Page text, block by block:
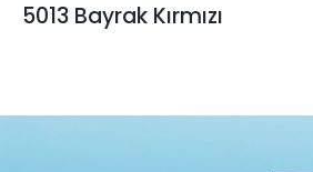
5013 Bayrak Kırmızı